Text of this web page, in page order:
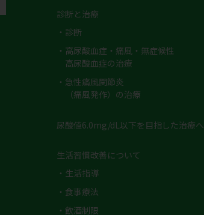
診断と治療
・診断
・高尿酸血症・痛風・無症候性
高尿酸血症の治療
・急性痛風関節炎
（痛風発作）の治療
尿酸値6.0mg/dL以下を目指した治療へ
生活習慣改善について
・生活指導
・食事療法
・飲酒制限